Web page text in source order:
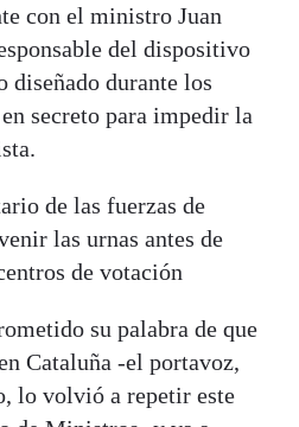
con el ministro Juan
del dispositivo
durante los
secreto para impedir la
de las fuerzas de
las urnas antes de
de votación
su palabra de que
Cataluña -el portavoz,
lo volvió a repetir este